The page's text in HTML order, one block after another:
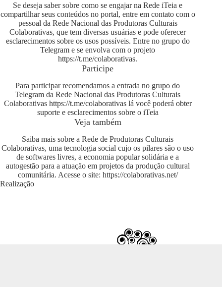
Se deseja saber sobre como se engajar na Rede iTeia e
compartilhar seus conteúdos no portal, entre em contato com o
pessoal da Rede Nacional das Produtoras Culturais
Colaborativas, que tem diversas usuárias e pode oferecer
esclarecimentos sobre os usos possíveis. Entre no grupo do
Telegram e se envolva com o projeto
https://t.me/colaborativas.
Participe
Para participar recomendamos a entrada no grupo do
Telegram da Rede Nacional das Produtoras Culturais
Colaborativas https://t.me/colaborativaslá você poderá obter
suporte e esclarecimentos sobre o iTeia
Veja também
Saiba mais sobre a Rede de Produtoras Culturais
Colaborativas, uma tecnologia social cujo os pilares são o uso
de softwares livres, a economia popular solidária e a
autogestão para a atuação em projetos da produção cultural
comunitária. Acesse o site: https://colaborativas.net/
Realização